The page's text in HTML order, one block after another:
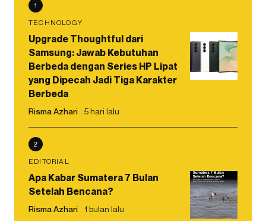
1
TECHNOLOGY
Upgrade Thoughtful dari
Samsung: Jawab Kebutuhan
Berbeda dengan Series HP Lipat
yang Dipecah Jadi Tiga Karakter
Berbeda
Risma Azhari 5 hari lalu
2
EDITORIAL
Apa Kabar Sumatera 7 Bulan
Setelah Bencana?
Risma Azhari 1 bulan lalu